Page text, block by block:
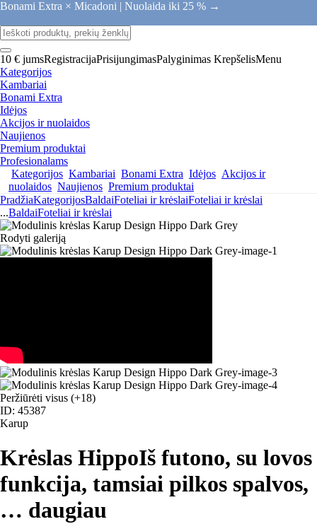
Bonami Extra × Micadoni | Nuolaida iki 25 % →
10 € jumsRegistracijaPrisijungimasPalyginimas KrepšelisMenu
Kategorijos
Kambariai
Bonami Extra
Idėjos
Akcijos ir nuolaidos
Naujienos
Premium produktai
Profesionalams
Kategorijos Kambariai Bonami Extra Idėjos Akcijos ir
nuolaidos Naujienos Premium produktai
PradžiaKategorijosBaldaiFoteliai ir krėslaiFoteliai ir krėslai
...BaldaiFoteliai ir krėslai
Rodyti galeriją
Peržiūrėti visus (+18)
ID: 45387
Karup
Krėslas HippoIš futono, su lovos
funkcija, tamsiai pilkos spalvos,
… daugiau